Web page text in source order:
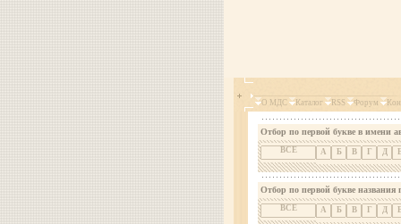
О МДС Каталог RSS Форум
Отбор по первой букве в имени
ВСЕ А Б В Г Д
Отбор по первой букве названия
ВСЕ А Б В Г Д